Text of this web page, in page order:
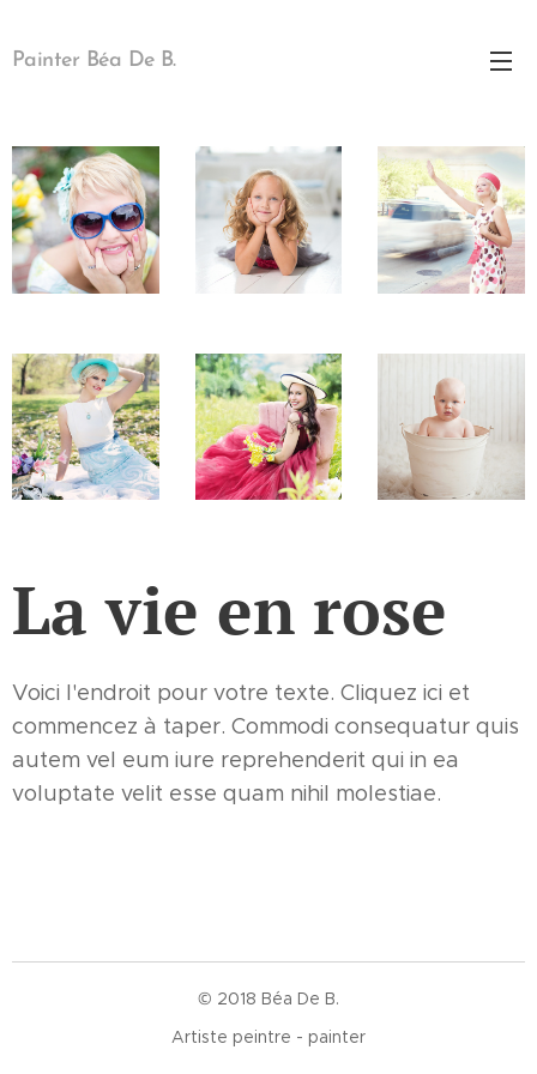
Painter Béa De B.
La vie en rose
Voici l'endroit pour votre texte. Cliquez ici et
commencez à taper. Commodi consequatur quis
autem vel eum iure reprehenderit qui in ea
voluptate velit esse quam nihil molestiae.
© 2018 Béa De B.
Artiste peintre - painter